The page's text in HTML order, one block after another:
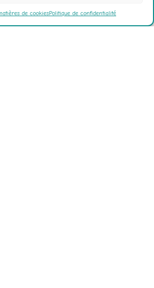
de cookiesPolitique de confidentialité
peuvent être prises jusqu’à